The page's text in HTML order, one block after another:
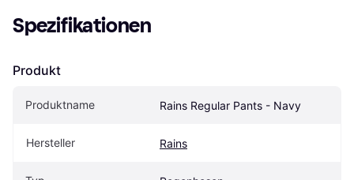
Spezifikationen
Produkt
Produktname Rains Regular Pants - Navy
Hersteller Rains